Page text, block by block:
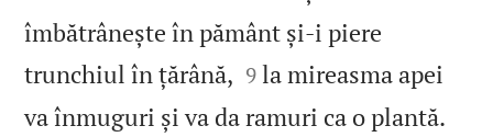
îmbătrânește în pământ și‑i piere
trunchiul în țărână, 

9 la mireasma apei
va înmuguri și va da ramuri ca o plantă.